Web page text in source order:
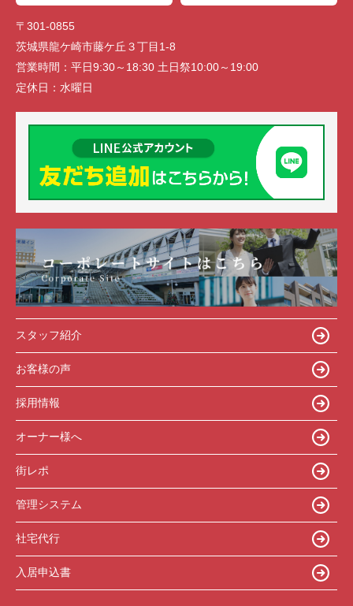
〒301-0855
茨城県龍ケ崎市藤ケ丘３丁目1-8
営業時間： 平日9:30～18:30 土日祭10:00～19:00
定休日： 水曜日
スタッフ紹介
お客様の声
採用情報
オーナー様へ
街レポ
管理システム
社宅代行
入居申込書